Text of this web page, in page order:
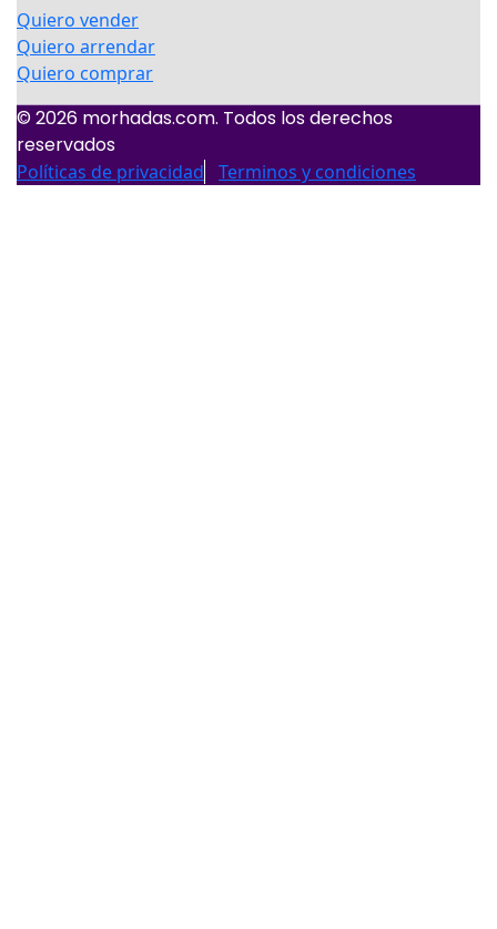
Quiero vender
Quiero arrendar
Quiero comprar
© 2026 morhadas.com. Todos los derechos
reservados
Políticas de privacidad Terminos y condiciones